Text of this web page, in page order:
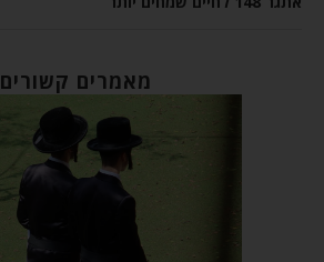
מאמרים קשורים